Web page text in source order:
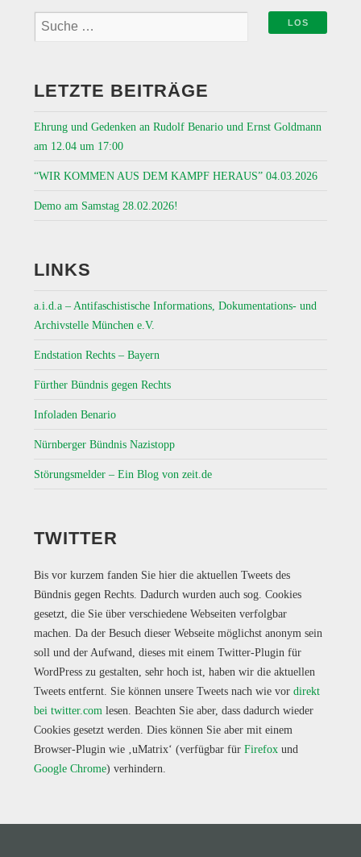
LETZTE BEITRÄGE
Ehrung und Gedenken an Rudolf Benario und Ernst Goldmann
am 12.04 um 17:00
“WIR KOMMEN AUS DEM KAMPF HERAUS” 04.03.2026
Demo am Samstag 28.02.2026!
LINKS
a.i.d.a – Antifaschistische Informations, Dokumentations- und
Archivstelle München e.V.
Endstation Rechts – Bayern
Fürther Bündnis gegen Rechts
Infoladen Benario
Nürnberger Bündnis Nazistopp
Störungsmelder – Ein Blog von zeit.de
TWITTER
Bis vor kurzem fanden Sie hier die aktuellen Tweets des
Bündnis gegen Rechts. Dadurch wurden auch sog. Cookies
gesetzt, die Sie über verschiedene Webseiten verfolgbar
machen. Da der Besuch dieser Webseite möglichst anonym sein
soll und der Aufwand, dieses mit einem Twitter-Plugin für
WordPress zu gestalten, sehr hoch ist, haben wir die aktuellen
Tweets entfernt. Sie können unsere Tweets nach wie vor direkt
bei twitter.com lesen. Beachten Sie aber, dass dadurch wieder
Cookies gesetzt werden. Dies können Sie aber mit einem
Browser-Plugin wie ‚uMatrix‘ (verfügbar für Firefoxund
Google Chrome) verhindern.